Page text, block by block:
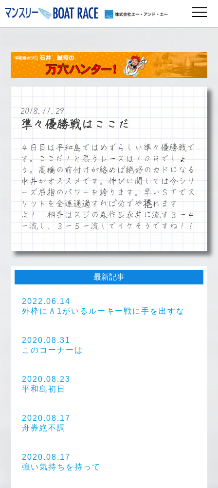
2018.11.29
準々優勝戦はここだ
４日目は平和島ではめずらしい準々優勝戦で
す。ここだ！と思うレースは１０Ｒでしょ
う。高橋の前付けが絡めば絶好のカドになる
中井がオススメです。伸びに関しては今シリ
ーズ屈指のパワーを誇ります。早いＳＴでス
リットを全速通過すれば必ずや捲れます
よ！ 相手はスジの森作＆永井に流す３ー４
ー流し、３ー５ー流しでイケそうですね！！
最新記事
2022.06.14
外枠にＡ1がいるルーキー戦に手を出すな
2020.08.31
このコーナーは
2020.08.23
平和島初日
2020.08.17
舟券絶不調
2020.08.17
強い気持ちを持って